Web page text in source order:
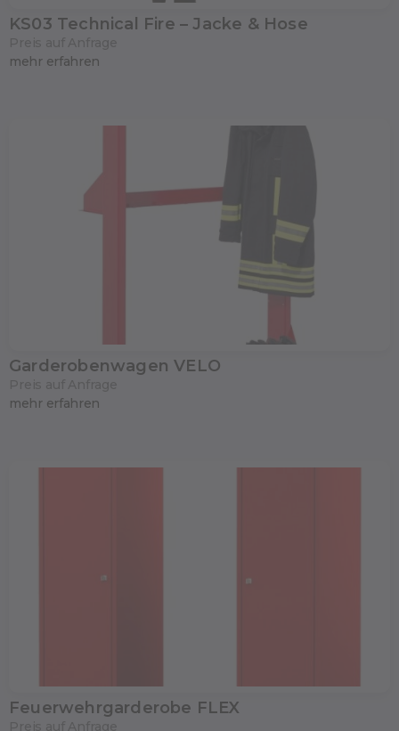
KS03 Technical Fire – Jacke & Hose
mehr erfahren
Garderobenwagen VELO
mehr erfahren
Feuerwehrgarderobe FLEX